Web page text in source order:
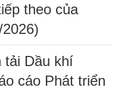
theo của
tải Dầu khí
cáo Phát triển